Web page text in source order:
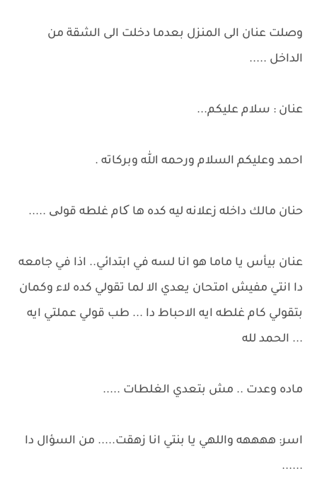
وصلت عنان الى المنزل بعدما دخلت الى الشقة من
الداخل .....
عنان : سلام عليكم...
احمد وعليكم السلام ورحمه الله وبركاته .
حنان مالك داخله زعلانه ليه كده ها کام غلطه قولی .....
عنان بيأس يا ماما هو انا لسه في ابتدائي.. اذا في جامعه
دا انتي مفيش امتحان يعدي الا لما تقولي كده لاء وكمان
بتقولي كام غلطه ايه الاحباط دا ... طب قولي عملتي ايه
... الحمد لله
ماده وعدت .. مش بتعدي الغلطات .....
اسر: ههههه واللهي يا بنتي انا زهقت..... من السؤال دا
......